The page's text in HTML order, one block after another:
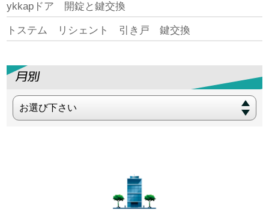
ykkapドア 開錠と鍵交換
トステム リシェント 引き戸 鍵交換
お選び下さい